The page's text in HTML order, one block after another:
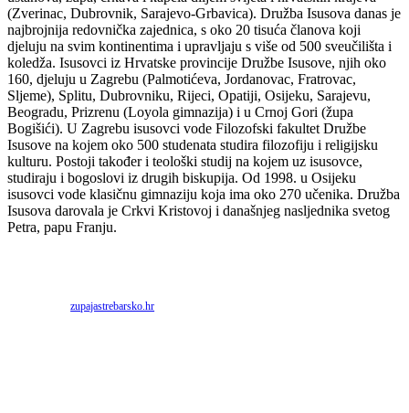
(Zverinac, Dubrovnik, Sarajevo-Grbavica). Družba Isusova danas je
najbrojnija redovnička zajednica, s oko 20 tisuća članova koji
djeluju na svim kontinentima i upravljaju s više od 500 sveučilišta i
koledža. Isusovci iz Hrvatske provincije Družbe Isusove, njih oko
160, djeluju u Zagrebu (Palmotićeva, Jordanovac, Fratrovac,
Sljeme), Splitu, Dubrovniku, Rijeci, Opatiji, Osijeku, Sarajevu,
Beogradu, Prizrenu (Loyola gimnazija) i u Crnoj Gori (župa
Bogišići). U Zagrebu isusovci vode Filozofski fakultet Družbe
Isusove na kojem oko 500 studenata studira filozofiju i religijsku
kulturu. Postoji također i teološki studij na kojem uz isusovce,
studiraju i bogoslovi iz drugih biskupija. Od 1998. u Osijeku
isusovci vode klasičnu gimnaziju koja ima oko 270 učenika. Družba
Isusova darovala je Crkvi Kristovoj i današnjeg nasljednika svetog
Petra, papu Franju.
Izvor:zupajastrebarsko.hr